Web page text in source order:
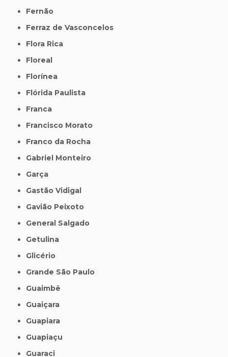
Fernão
Ferraz de Vasconcelos
Flora Rica
Floreal
Florínea
Flórida Paulista
Franca
Francisco Morato
Franco da Rocha
Gabriel Monteiro
Garça
Gastão Vidigal
Gavião Peixoto
General Salgado
Getulina
Glicério
Grande São Paulo
Guaimbê
Guaiçara
Guapiara
Guapiaçu
Guaraci